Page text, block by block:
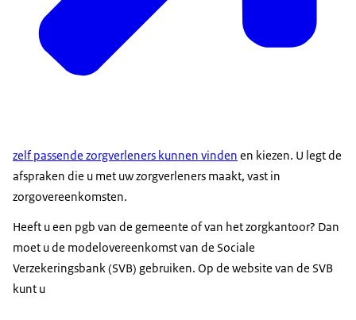
zelf passende zorgverleners kunnen vinden en kiezen. U legt de
afspraken die u met uw zorgverleners maakt, vast in
zorgovereenkomsten.
Heeft u een pgb van de gemeente of van het zorgkantoor? Dan
moet u de modelovereenkomst van de Sociale
Verzekeringsbank (SVB) gebruiken. Op de website van de SVB
kunt u